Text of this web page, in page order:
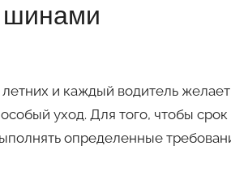
обслуживанию
авто
шинами
и каждый водитель
уход. Для того, чтобы срок
определенные